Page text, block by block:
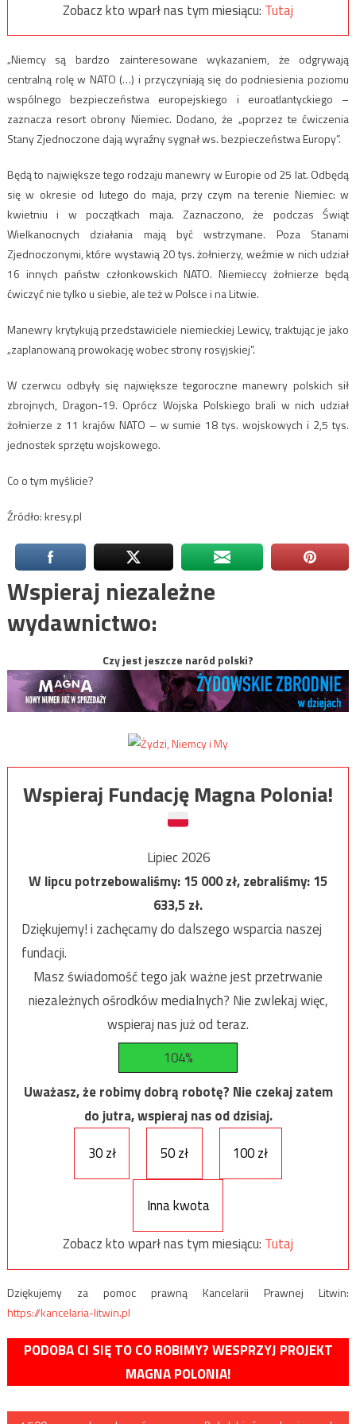
Zobacz kto wparł nas tym miesiącu: Tutaj
„Niemcy są bardzo zainteresowane wykazaniem, że odgrywają
centralną rolę w NATO (…) i przyczyniają się do podniesienia poziomu
wspólnego bezpieczeństwa europejskiego i euroatlantyckiego –
zaznacza resort obrony Niemiec. Dodano, że „poprzez te ćwiczenia
Stany Zjednoczone dają wyraźny sygnał ws. bezpieczeństwa Europy”.
Będą to największe tego rodzaju manewry w Europie od 25 lat. Odbędą
się w okresie od lutego do maja, przy czym na terenie Niemiec: w
kwietniu i w początkach maja. Zaznaczono, że podczas Świąt
Wielkanocnych działania mają być wstrzymane. Poza Stanami
Zjednoczonymi, które wystawią 20 tys. żołnierzy, weźmie w nich udział
16 innych państw członkowskich NATO. Niemieccy żołnierze będą
ćwiczyć nie tylko u siebie, ale też w Polsce i na Litwie.
Manewry krytykują przedstawiciele niemieckiej Lewicy, traktując je jako
„zaplanowaną prowokację wobec strony rosyjskiej”.
W czerwcu odbyły się największe tegoroczne manewry polskich sił
zbrojnych, Dragon-19. Oprócz Wojska Polskiego brali w nich udział
żołnierze z 11 krajów NATO – w sumie 18 tys. wojskowych i 2,5 tys.
jednostek sprzętu wojskowego.
Co o tym myślicie?
Źródło: kresy.pl
Wspieraj niezależne
wydawnictwo:
Czy jest jeszcze naród polski?
Wspieraj Fundację Magna Polonia!
Lipiec 2026
W lipcu potrzebowaliśmy:15 000zł, zebraliśmy:15
633,5zł.
Dziękujemy! i zachęcamy do dalszego wsparcia naszej
fundacji.
Masz świadomość tego jak ważne jest przetrwanie
niezależnych ośrodków medialnych? Nie zwlekaj więc,
wspieraj nas już od teraz.
104%
Uważasz, że robimy dobrą robotę? Nie czekaj zatem
do jutra, wspieraj nas od dzisiaj.
30 zł
50 zł 100 zł
Inna kwota
Zobacz kto wparł nas tym miesiącu: Tutaj
Dziękujemy za pomoc prawną Kancelarii Prawnej Litwin:
https://kancelaria-litwin.pl
PODOBA CI SIĘ TO CO ROBIMY? WESPRZYJ PROJEKT
MAGNA POLONIA!